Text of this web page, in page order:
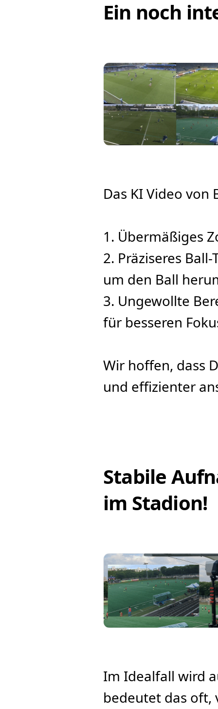
Ein noch
Das KI Video von
1. Übermäßiges
2. Präziseres
um den Ball
3. Ungewollte
für besseren
Wir hoffen, dass
und effizienter
Stabile
im Stadion!
Im Idealfall wird
bedeutet das oft,